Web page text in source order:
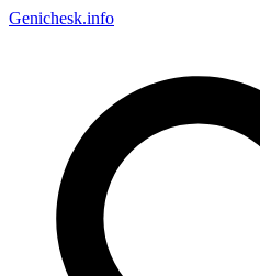
Genichesk.info